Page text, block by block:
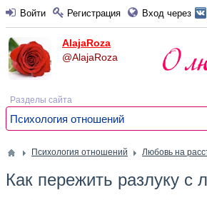
Войти Регистрация Вход через
AlajaRoza
@AlajaRoza
Разделы сайта
Психология отношений
Психология отношений Любовь на
Как пережить разлуку